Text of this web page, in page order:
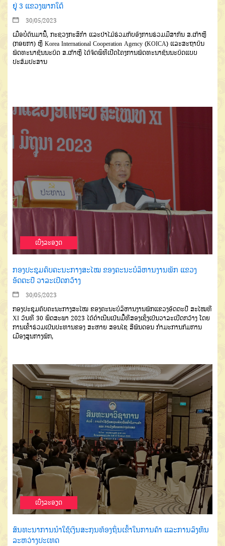
ຢູ່ 3 ແຂວງພາກໃຕ້
30/05/2023
ເມື່ອບໍ່ດົນມານີ້, ກະຊວງກະສິກຳ ແລະປ່າໄມ້ຮ່ວມກັບອົງການຮ່ວມມືສາກົນ ສ.ເກົາຫຼີ
(ກອຍກາ) ຫຼື Korea International Cooperation Agency (KOICA) ແລະສະຖາບັນ
ພັດທະນາຊົນນະບົດ ສ.ເກົາຫຼີ ໄດ້ຈັດພິທີເປີດໂຄງການພັດທະນາຊົນນະບົດແບບ
ປະສົມປະສານ
ເບີ່ງລະອຽດ
ກອງປະຊຸມຄົບຄະນະກາງສະໄໝ ຂອງຄະນະບໍລິຫານງານພັກ ແຂວງ
ອັດຕະປື ວາລະເປີດກວ້າງ
30/05/2023
ກອງປະຊຸມຄົບຄະນະກາງສະໄໝ ຂອງຄະນະບໍລິຫານງານພັກແຂວງອັດຕະປື ສະໄໝທີ
XI ວັນທີ 30 ພຶດສະພາ 2023 ໄດ້ດໍາເນີນເປັນມື້ທີສອງເຊິ່ງເປັນວາລະເປີດກວ້າງ ໂດຍ
ການເຂົ້າຮ່ວມເປັນປະທານຂອງ ສະຫາຍ ສອນໄຊ ສີພັນດອນ ກຳມະການກົມການ
ເມືອງສູນກາງພັກ,
ເບີ່ງລະອຽດ
ສົນທະນາການນຳໃຊ້ເງິນສະກຸນທ້ອງຖິ່ນເຂົ້າໃນການຄ້າ ແລະການລົງທຶນ
ລະຫວ່າງປະເທດ